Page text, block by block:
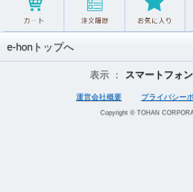
e-honトップへ
表示 ： スマートフォン
運営会社概要 プライバシー
Copyright © TOHAN